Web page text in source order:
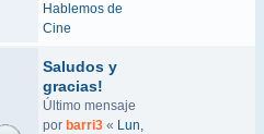
Hablemos de
Cine
Saludos y
gracias!
Último mensaje
por barri3 « Lun,